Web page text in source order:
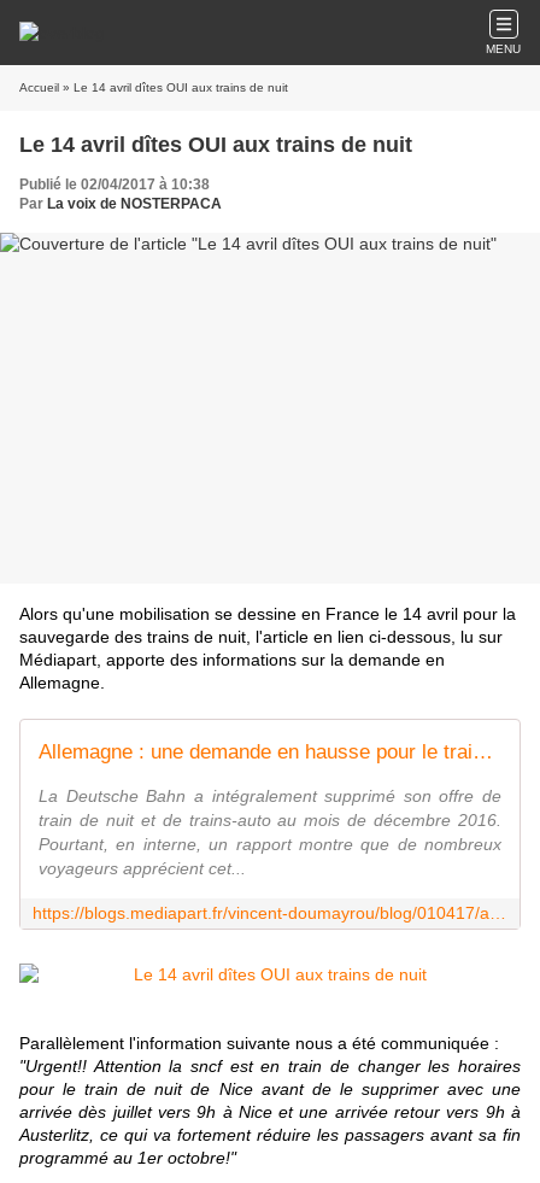
MENU
Accueil » Le 14 avril dîtes OUI aux trains de nuit
Le 14 avril dîtes OUI aux trains de nuit
Publié le 02/04/2017 à 10:38
Par La voix de NOSTERPACA
Alors qu'une mobilisation se dessine en France le 14 avril pour la
sauvegarde des trains de nuit, l'article en lien ci-dessous, lu sur
Médiapart, apporte des informations sur la demande en
Allemagne.
Allemagne : une demande en hausse pour le train de nuit
La Deutsche Bahn a intégralement supprimé son offre de
train de nuit et de trains-auto au mois de décembre 2016.
Pourtant, en interne, un rapport montre que de nombreux
voyageurs apprécient cet...
Parallèlement l'information suivante nous a été communiquée :
"Urgent!! Attention la sncf est en train de changer les horaires
pour le train de nuit de Nice avant de le supprimer avec une
arrivée dès juillet vers 9h à Nice et une arrivée retour vers 9h à
Austerlitz, ce qui va fortement réduire les passagers avant sa fin
programmé au 1er octobre!"